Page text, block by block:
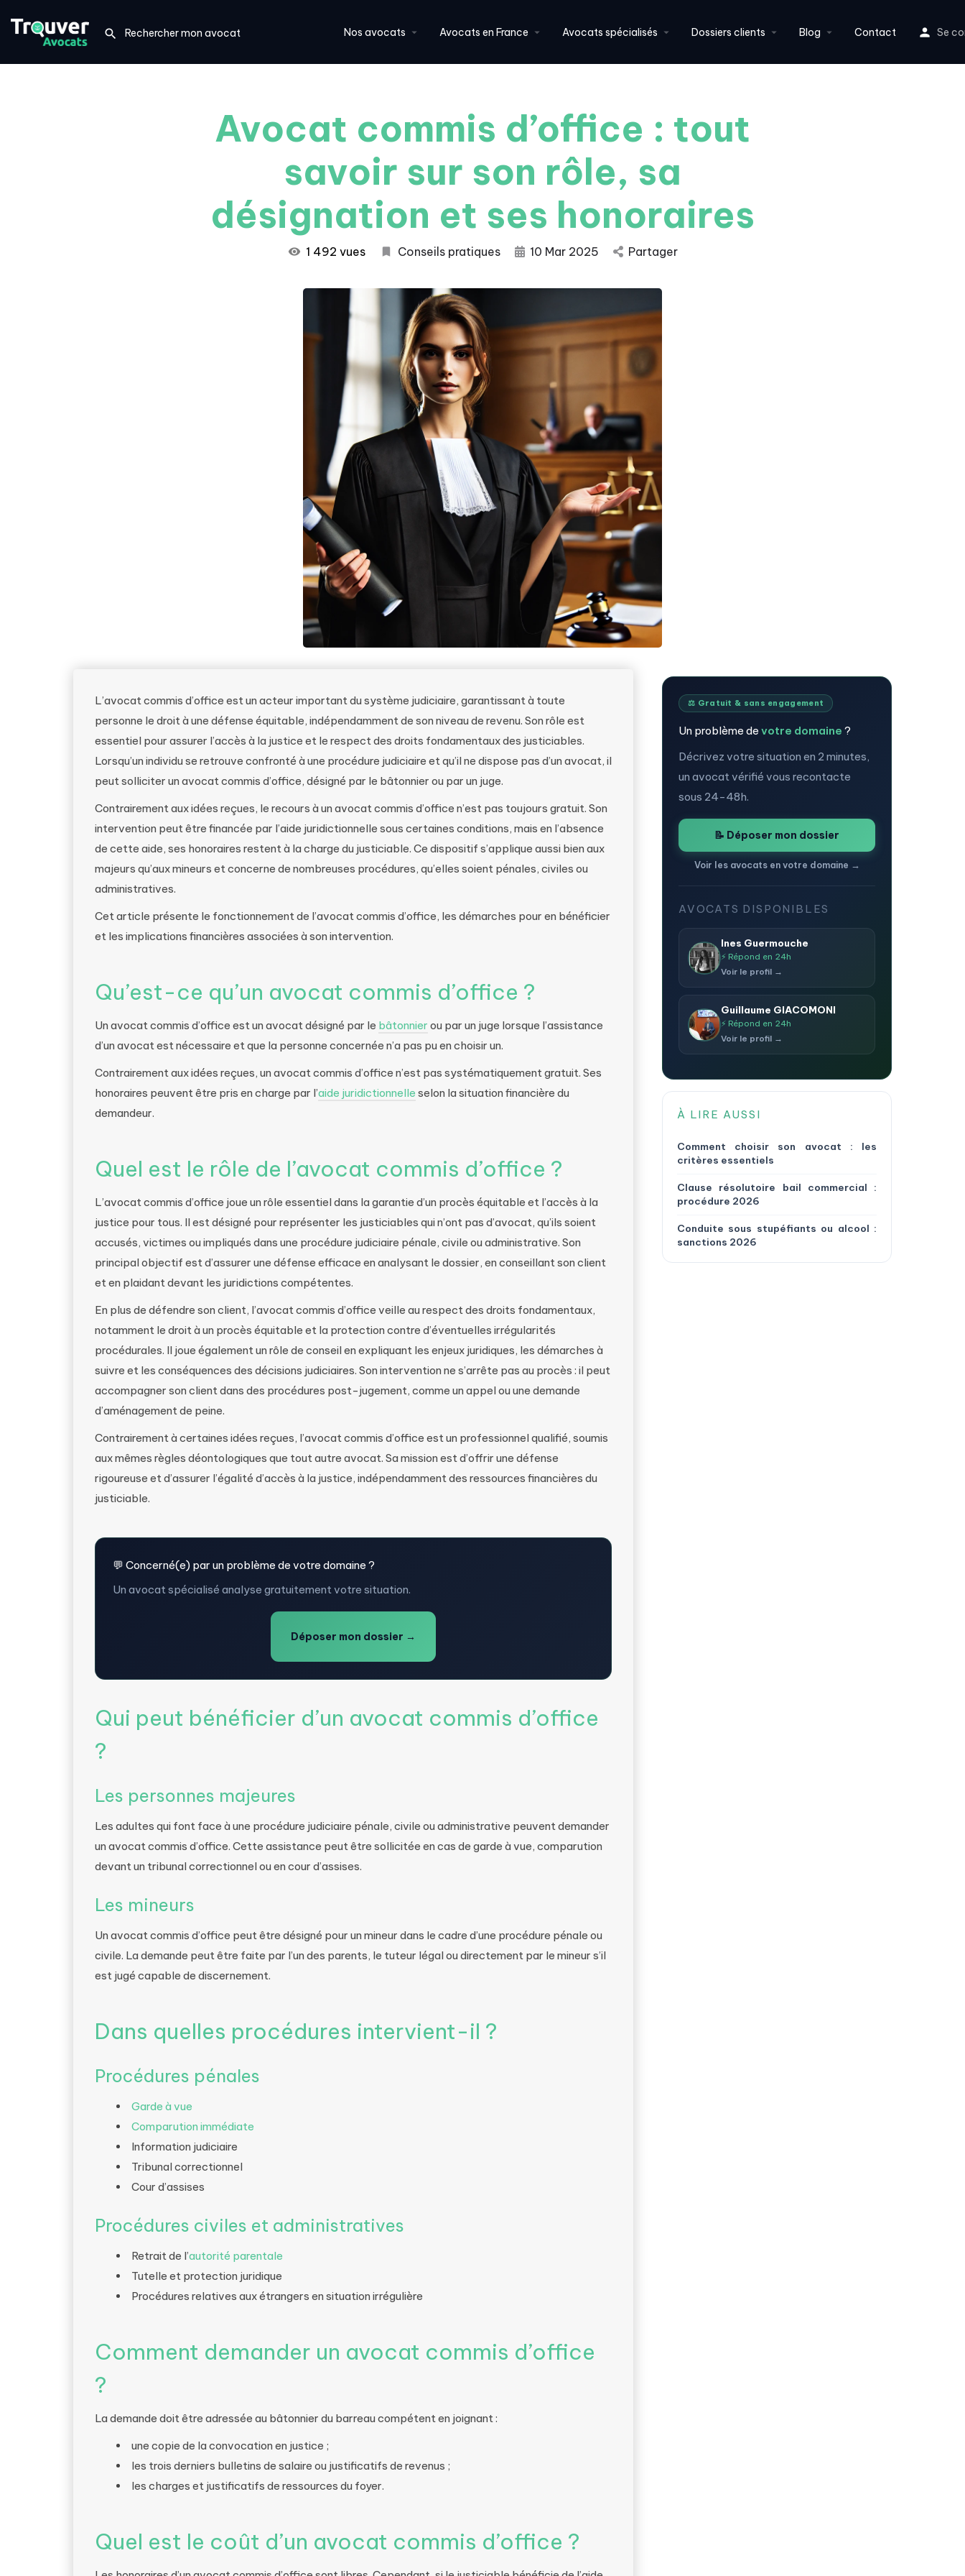
Nos avocats Avocats en France Avocats spécialisés Dossiers clients Blog Contact Se
Avocat commis d’office : tout
savoir sur son rôle, sa
désignation et ses honoraires
1 492 vues Conseils pratiques 10 Mar 2025 Partager
L’avocat commis d’office est un acteur important du système judiciaire, garantissant à toute
personne le droit à une défense équitable, indépendamment de son niveau de revenu. Son rôle est
essentiel pour assurer l’accès à la justice et le respect des droits fondamentaux des justiciables.
Lorsqu’un individu se retrouve confronté à une procédure judiciaire et qu’il ne dispose pas d’un avocat, il
peut solliciter un avocat commis d’office, désigné par le bâtonnier ou par un juge.
Contrairement aux idées reçues, le recours à un avocat commis d’office n’est pas toujours gratuit. Son
intervention peut être financée par l’aide juridictionnelle sous certaines conditions, mais en l’absence
de cette aide, ses honoraires restent à la charge du justiciable. Ce dispositif s’applique aussi bien aux
majeurs qu’aux mineurs et concerne de nombreuses procédures, qu’elles soient pénales, civiles ou
administratives.
Cet article présente le fonctionnement de l’avocat commis d’office, les démarches pour en bénéficier
et les implications financières associées à son intervention.
Qu’est-ce qu’un avocat commis d’office ?
Un avocat commis d’office est un avocat désigné par le bâtonnier ou par un juge lorsque l’assistance
d’un avocat est nécessaire et que la personne concernée n’a pas pu en choisir un.
Contrairement aux idées reçues, un avocat commis d’office n’est pas systématiquement gratuit. Ses
honoraires peuvent être pris en charge par l’aide juridictionnelle selon la situation financière du
demandeur.
Quel est le rôle de l’avocat commis d’office ?
L’avocat commis d’office joue un rôle essentiel dans la garantie d’un procès équitable et l’accès à la
justice pour tous. Il est désigné pour représenter les justiciables qui n’ont pas d’avocat, qu’ils soient
accusés, victimes ou impliqués dans une procédure judiciaire pénale, civile ou administrative. Son
principal objectif est d’assurer une défense efficace en analysant le dossier, en conseillant son client
et en plaidant devant les juridictions compétentes.
En plus de défendre son client, l’avocat commis d’office veille au respect des droits fondamentaux,
notamment le droit à un procès équitable et la protection contre d’éventuelles irrégularités
procédurales. Il joue également un rôle de conseil en expliquant les enjeux juridiques, les démarches à
suivre et les conséquences des décisions judiciaires. Son intervention ne s’arrête pas au procès : il peut
accompagner son client dans des procédures post-jugement, comme un appel ou une demande
d’aménagement de peine.
Contrairement à certaines idées reçues, l’avocat commis d’office est un professionnel qualifié, soumis
aux mêmes règles déontologiques que tout autre avocat. Sa mission est d’offrir une défense
rigoureuse et d’assurer l’égalité d’accès à la justice, indépendamment des ressources financières du
justiciable.
💬 Concerné(e) par un problème de votre domaine ?
Un avocat spécialisé analyse gratuitement votre situation.
Déposer mon dossier →
Qui peut bénéficier d’un avocat commis d’office
?
Les personnes majeures
Les adultes qui font face à une procédure judiciaire pénale, civile ou administrative peuvent demander
un avocat commis d’office. Cette assistance peut être sollicitée en cas de garde à vue, comparution
devant un tribunal correctionnel ou en cour d’assises.
Les mineurs
Un avocat commis d’office peut être désigné pour un mineur dans le cadre d’une procédure pénale ou
civile. La demande peut être faite par l’un des parents, le tuteur légal ou directement par le mineur s’il
est jugé capable de discernement.
Dans quelles procédures intervient-il ?
Procédures pénales
Garde à vue
Comparution immédiate
Information judiciaire
Tribunal correctionnel
Cour d’assises
Procédures civiles et administratives
Retrait de l’autorité parentale
Tutelle et protection juridique
Procédures relatives aux étrangers en situation irrégulière
Comment demander un avocat commis d’office
?
La demande doit être adressée au bâtonnier du barreau compétent en joignant :
une copie de la convocation en justice ;
les trois derniers bulletins de salaire ou justificatifs de revenus ;
les charges et justificatifs de ressources du foyer.
Quel est le coût d’un avocat commis d’office ?
⚖️ Gratuit & sans engagement
Un problème de votre domaine ?
Décrivez votre situation en 2 minutes,
un avocat vérifié vous recontacte
sous 24-48h.
📝 Déposer mon dossier
Voir les avocats en votre domaine →
AVOCATS DISPONIBLES
Ines Guermouche
⚡ Répond en 24h
Voir le profil →
Guillaume GIACOMONI
⚡ Répond en 24h
Voir le profil →
À LIRE AUSSI
Comment choisir son avocat : les
critères essentiels
Clause résolutoire bail commercial :
procédure 2026
Conduite sous stupéfiants ou alcool :
sanctions 2026